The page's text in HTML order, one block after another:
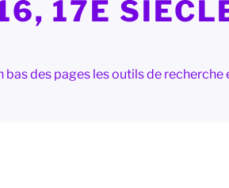
17E
des pages les outils de